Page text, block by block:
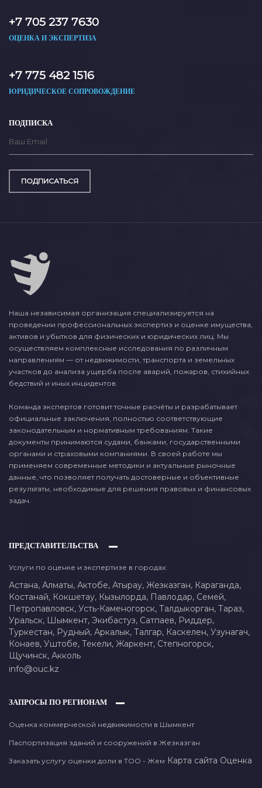
+7 705 237 7630
ОЦЕНКА И ЭКСПЕРТИЗА
+7 775 482 1516
ЮРИДИЧЕСКОЕ СОПРОВОЖДЕНИЕ
ПОДПИСКА
ПОДПИСАТЬСЯ
Наша независимая организация специализируется на
проведении профессиональных экспертиз и оценке имущества,
активов и убытков для физических и юридических лиц. Мы
осуществляем комплексные исследования по различным
направлениям — от недвижимости, транспорта и земельных
участков до анализа ущерба после аварий, пожаров, стихийных
бедствий и иных инцидентов.
Команда экспертов готовит точные расчёты и разрабатывает
официальные заключения, полностью соответствующие
законодательным и нормативным требованиям. Такие
документы принимаются судами, банками, государственными
органами и страховыми компаниями. В своей работе мы
применяем современные методики и актуальные рыночные
данные, что позволяет получать достоверные и объективные
результаты, необходимые для решения правовых и финансовых
задач.
ПРЕДСТАВИТЕЛЬСТВА
Услуги по оценке и экспертизе в городах:
Астана, Алматы, Актобе, Атырау, Жезказган, Караганда,
Костанай, Кокшетау, Кызылорда, Павлодар, Семей,
Петропавловск, Усть-Каменогорск, Талдыкорган, Тараз,
Уральск, Шымкент, Экибастуз, Сатпаев, Риддер,
Туркестан, Рудный, Аркалык, Талгар, Каскелен, Узунагач,
Конаев, Уштобе, Текели, Жаркент, Степногорск,
Щучинск, Акколь
info@ouc.kz
ЗАПРОСЫ ПО РЕГИОНАМ
Оценка коммерческой недвижимости в Шымкент
Паспортизация зданий и сооружений в Жезказган
Заказать услугу оценки доли в ТОО - Жем Карта сайта Оценка